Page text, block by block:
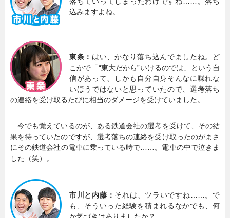
込みますよね。
東条： はい、かなり落ち込んでましたね。ど
こかで「“東大だから”いけるのでは」という自
信があって、しかも自分自身そんなに喋れな
いほうではないと思っていたので、選考落ち
の連絡を受け取るたびに相当のダメージを受けていました。
今でも覚えているのが、ある鉄道会社の選考を受けて、その結
果を待っていたのですが、選考落ちの連絡を受け取ったのがまさ
にその鉄道会社の電車に乗っている時で……。電車の中で泣きま
した（笑）。
市川と内藤： それは、ツラいですね……。で
も、そういった経験を積まれるなかでも、何